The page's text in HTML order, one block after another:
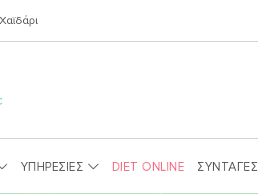
ΥΠΗΡΕΣΙΕΣ DIET ONLINE ΣΥΝΤΑΓΕΣ